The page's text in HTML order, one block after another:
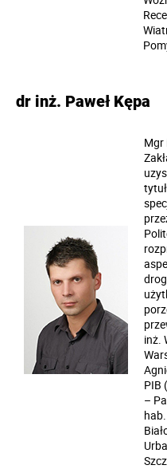
dr inż. Paweł Kępa
Mgr
inż.
PIB
–